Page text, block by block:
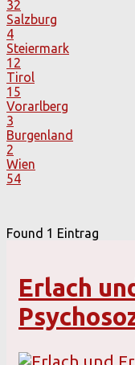
32
Salzburg
4
Steiermark
12
Tirol
15
Vorarlberg
3
Burgenland
2
Wien
54
Found 1 Eintrag
Erlach